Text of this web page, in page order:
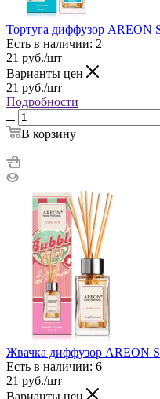
Тортуга диффузор AREON
Есть в наличии: 2
21 руб./шт
Варианты цен
21 руб./шт
Подробности
В корзину
Жвачка диффузор AREON
Есть в наличии: 6
21 руб./шт
Варианты цен